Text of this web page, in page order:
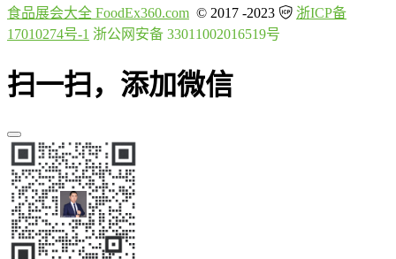
食品展会大全 FoodEx360.com © 2017 -2023
浙ICP备
17010274号-1 浙公网安备 33011002016519号
扫一扫，添加微信